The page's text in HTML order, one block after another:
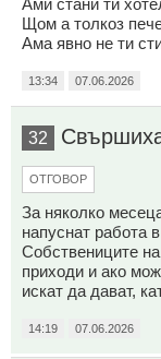
Щом а толкоз
Ама явно не ти
13:34 07.06.2026
32
ОТГОВОР
За няколко
напуснат работа
Собствениците
приходи и ако
искат да дават,
14:19 07.06.2026